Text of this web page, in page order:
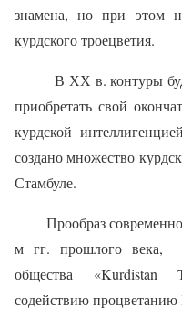
знамена, но при этом
курдского троецветия.
В ХХ в. контуры
приобретать свой
курдской
создано множество
Стамбуле.
Прообраз
м гг. прошлого века,
общества «Kurdistan
содействию процветанию